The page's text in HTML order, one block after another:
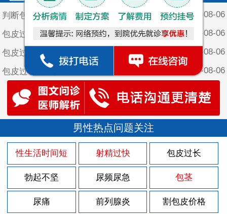
判断包皮过长的标准 2026-08-06
包皮过长对阴茎有哪些危害呢 2026-08-06
2026-08-06
2026-08-06
包皮过长的自测方法是什么 2026-08-06
男性尿频尿急是怎么回事
男性朋友该如何预防前列腺炎
男性前列腺炎会出现哪些症状呢 2026-08-02
男性前列腺炎的症状有哪些呢 2026-08-02
男性前列腺炎会有哪些症状表现 2026-08-02
男性早泄的原因是哪些 2026-07-26
男性热点问题关注
性生活时间短 射精过快 包皮过长
勃起不坚 尿频尿急 包茎
尿痛 前列腺炎 割包皮价格